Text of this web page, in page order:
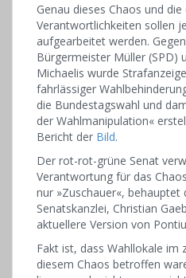
Genau dieses Chaos und
Verantwortlichkeiten sollen
aufgearbeitet werden.
Bürgermeister Müller (SPD)
Michaelis wurde
fahrlässiger
die Bundestagswahl und
der Wahlmanipulation«
Bericht der Bild.
Der rot-rot-grüne Senat
Verantwortung für das
nur »Zuschauer«, behauptet
Senatskanzlei, Christian
aktuellere Version von
Fakt ist, dass Wahllokale im
diesem Chaos betroffen